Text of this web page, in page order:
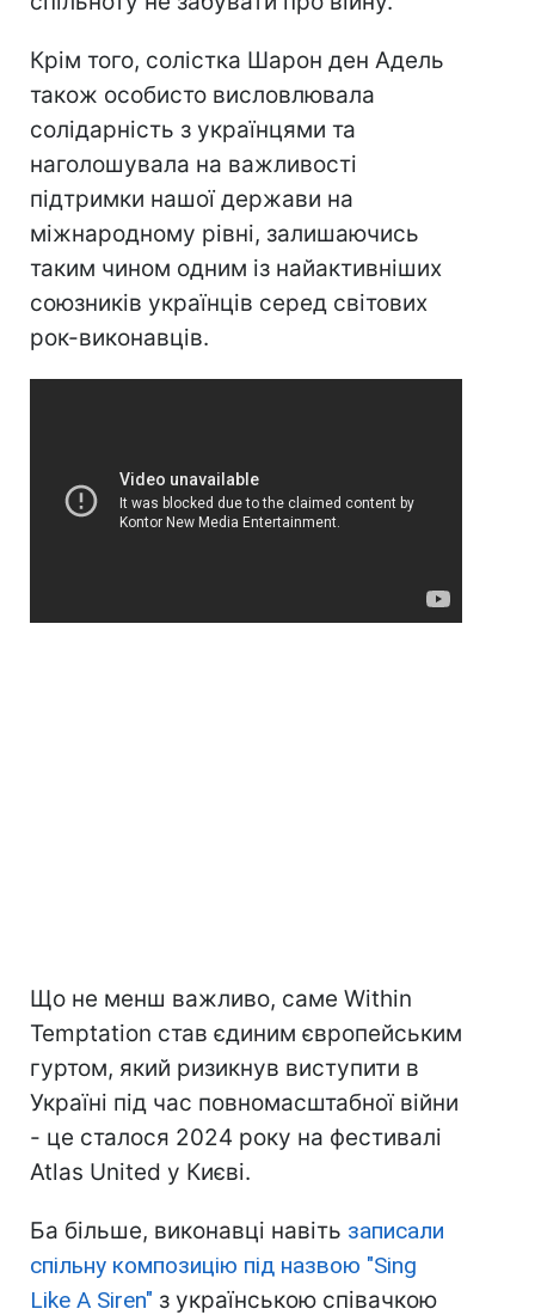
Крім того, солістка Шарон ден Адель
також особисто висловлювала
солідарність з українцями та
наголошувала на важливості
підтримки нашої держави на
міжнародному рівні, залишаючись
таким чином одним із найактивніших
союзників українців серед світових
рок-виконавців.
Що не менш важливо, саме Within
Temptation став єдиним європейським
гуртом, який ризикнув виступити в
Україні під час повномасштабної війни
- це сталося 2024 року на фестивалі
Atlas United у Києві.
Ба більше, виконавці навіть записали
спільну композицію під назвою "Sing
Like A Siren" з українською співачкою